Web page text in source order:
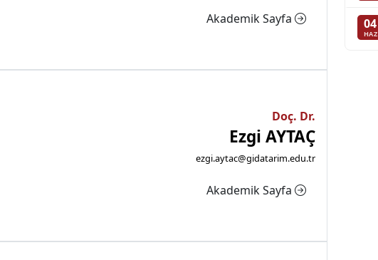
Akademik Sayfa
Doç. Dr.
Ezgi AYTAÇ
ezgi.aytac@gidatarim.edu.tr
Akademik Sayfa
04
HAZ